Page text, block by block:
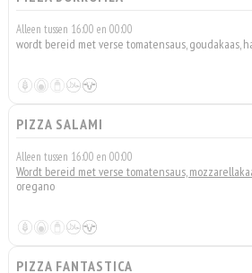
Alleen tussen 16:00 en 00:00
wordt bereid met verse tomatensaus, goudakaas,
PIZZA SALAMI
Alleen tussen 16:00 en 00:00
Wordt bereid met verse tomatensaus,
oregano
PIZZA FANTASTICA